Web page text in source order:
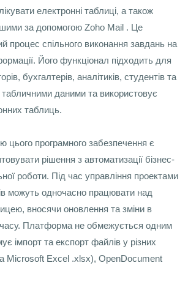
електронні таблиці, а також
за допомогою Zoho Mail . Це
процес спільного виконання завдань на
Його функціонал підходить для
бухгалтерів, аналітиків, студентів та
табличними даними та використовує
таблиць.
цього програмного забезпечення є
рішення з автоматизації бізнес-
роботи. Під час управління проектами
можуть одночасно працювати над
вносячи оновлення та зміни в
часу. Платформа не обмежується одним
імпорт та експорт файлів у різних
Microsoft Excel .xlsx), OpenDocument